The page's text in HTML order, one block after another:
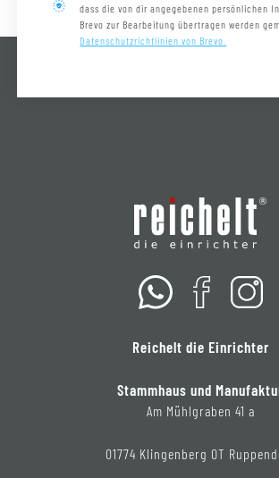
dass die von dir angegebenen persönlichen
Brevo zur Bearbeitung übertragen werden
Datenschutzrichtlinien von Brevo.
Reichelt die Einrichter
Stammhaus und
Am Mühlgraben 41 a
01774 Klingenberg OT